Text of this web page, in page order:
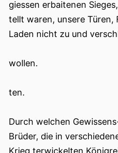
giessen erbaitenen
tellt waren, unsere Türen,
Laden nicht zu und
wollen.
ten.
Durch welchen
Brüder, die in
Krieg terwickelten